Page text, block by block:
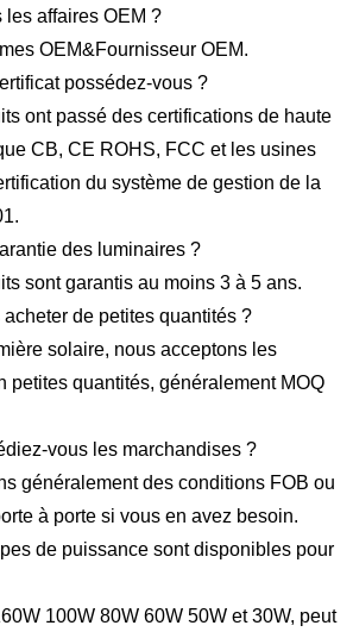
les affaires OEM ?
OEM&Fournisseur OEM.
possédez-vous ?
ont passé des certifications de haute
CB, CE ROHS, FCC et les usines
du système de gestion de la
des luminaires ?
sont garantis au moins 3 à 5 ans.
de petites quantités ?
solaire, nous acceptons les
petites quantités, généralement MOQ
vous les marchandises ?
généralement des conditions FOB ou
à porte si vous en avez besoin.
de puissance sont disponibles pour
100W 80W 60W 50W et 30W, peut